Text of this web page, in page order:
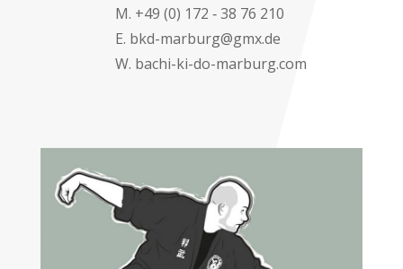
M. +49 (0) 172 ‐ 38 76 210
E. bkd-marburg@gmx.de
W. bachi-ki-do-marburg.com